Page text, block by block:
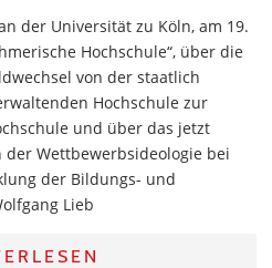
der Universität zu Köln, am 19.
Hochschule“, über die
von der staatlich
Hochschule zur
und über das jetzt
Wettbewerbsideologie bei
der Bildungs- und
Lieb